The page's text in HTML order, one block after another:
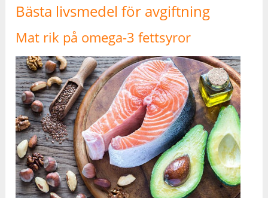
Bästa livsmedel för avgiftning
Mat rik på omega-3 fettsyror